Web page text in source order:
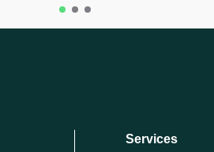
Services